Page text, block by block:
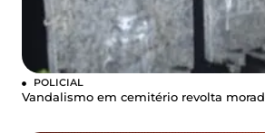
POLICIAL
Vandalismo em cemitério revolta